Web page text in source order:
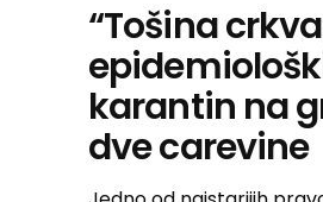
“Tošina
karantin na
dve carevine